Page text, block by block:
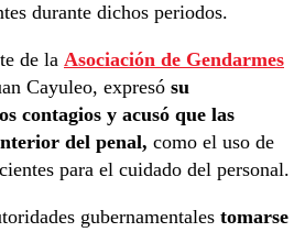
durante dichos periodos.
de la Asociación de Gendarmes
Cayuleo, expresó su
contagios y acusó que las
del penal, como el uso de
para el cuidado del personal.
gubernamentales tomarse